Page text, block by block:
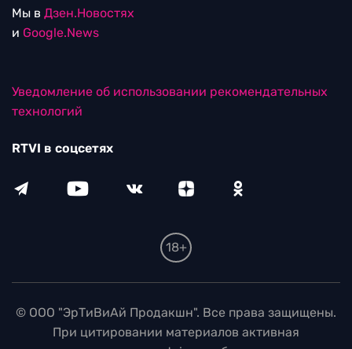
Мы в Дзен.Новостях
и Google.News
Уведомление об использовании рекомендательных
технологий
RTVI в соцсетях
18+
© ООО "ЭрТиВиАй Продакшн". Все права защищены.
При цитировании материалов активная